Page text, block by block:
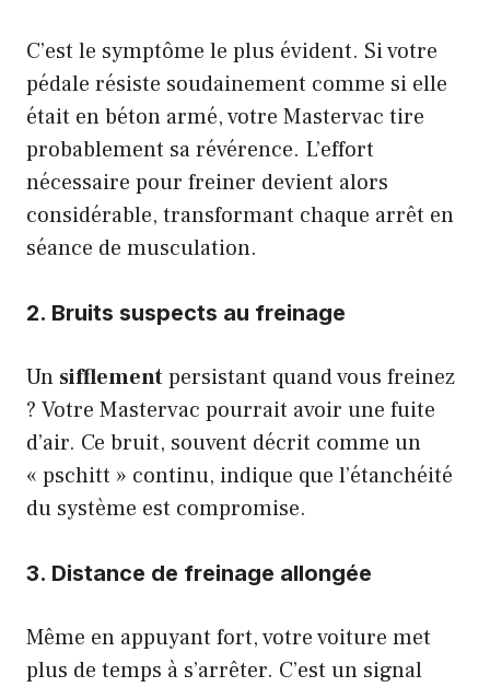
C’est le symptôme le plus évident. Si votre
pédale résiste soudainement comme si elle
était en béton armé, votre Mastervac tire
probablement sa révérence. L’effort
nécessaire pour freiner devient alors
considérable, transformant chaque arrêt en
séance de musculation.
2. Bruits suspects au freinage
Un sifflementpersistant quand vous freinez
? Votre Mastervac pourrait avoir une fuite
d’air. Ce bruit, souvent décrit comme un
« pschitt » continu, indique que l’étanchéité
du système est compromise.
3. Distance de freinage allongée
Même en appuyant fort, votre voiture met
plus de temps à s’arrêter. C’est un signal